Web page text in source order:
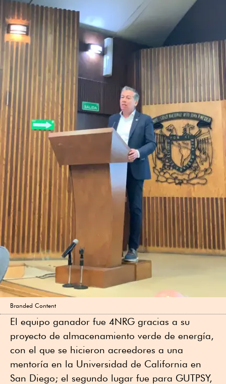
Branded Content
El equipo ganador fue 4NRG gracias a su
proyecto de almacenamiento verde de energía,
con el que se hicieron acreedores a una
mentoría en la Universidad de California en
San Diego; el segundo lugar fue para GUTPSY,